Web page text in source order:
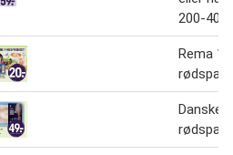
200-400
Rema
Danske